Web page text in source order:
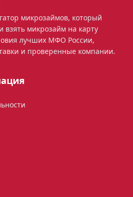
микрозаймов, который
взять микрозайм на карту
лучших МФО России,
и проверенные компании.